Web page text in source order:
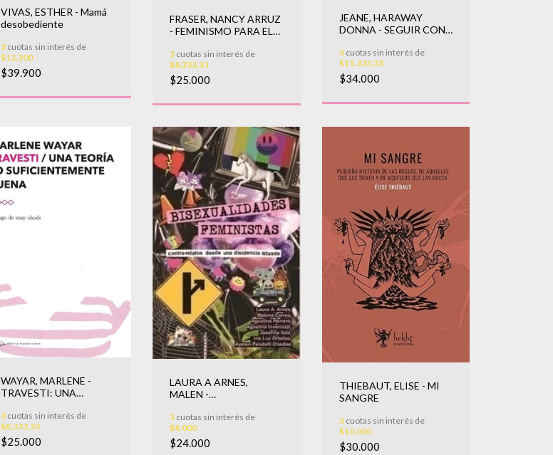
VIVAS, ESTHER - Mamá
desobediente
3cuotas sin interés de
$13.300
$39.900
FRASER, NANCY ARRUZ
- FEMINISMO PARA EL
3 cuotas sin interés de
$8.333,33
$25.000
JEANE, HARAWAY
DONNA - SEGUIR CON
3cuotas sin interés de
$11.333,33
$34.000
WAYAR, MARLENE -
TRAVESTI: UNA
SUFICIENTEMENTE
BUEN
3cuotas sin interés de
$8.333,33
$25.000
LAURA A ARNES,
MALEN -
FEMINISTAS: CONTRA-
RELATOS DE
3 cuotas sin interés de
$8.000
$24.000
THIEBAUT, ELISE - MI
SANGRE
3cuotas sin interés de
$10.000
$30.000